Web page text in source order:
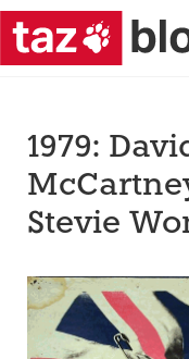
1979:
Stevie